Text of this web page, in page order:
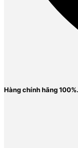
Hàng chính hãng